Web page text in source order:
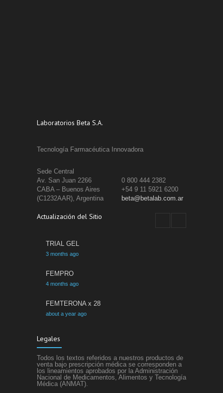
Laboratorios Beta S.A.
Tecnología Farmacéutica Innovadora
Sede Central
Av. San Juan 2266
0 800 444 2382
CABA – Buenos Aires
+54 9 11 5921 6200
(C1232AAR), Argentina
beta@betalab.com.ar
Actualización del Sitio
TRIAL GEL
3 months ago
FEMPRO
4 months ago
FEMTERONA x 28
about a year ago
about a year ago
SIFEL
about a year ago
Legales
Todos los textos referidos a nuestros productos de
venta bajo prescripción médica se corresponden a
los lineamientos aprobados por la Administración
Nacional de Medicamentos, Alimentos y Tecnología
Médica (ANMAT).